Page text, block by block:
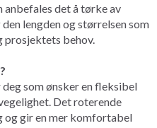
det å tørke av
lengden og størrelsen som
prosjektets behov.
som ønsker en fleksibel
Det roterende
og gir en mer komfortabel